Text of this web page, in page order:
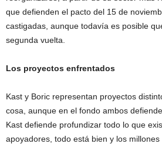
que defienden el pacto del 15 de
castigadas, aunque todavía es posible
segunda vuelta.
Los proyectos enfrentados
Kast y Boric representan proyectos
cosa, aunque en el fondo ambos
Kast defiende profundizar todo lo que
apoyadores, todo está bien y los